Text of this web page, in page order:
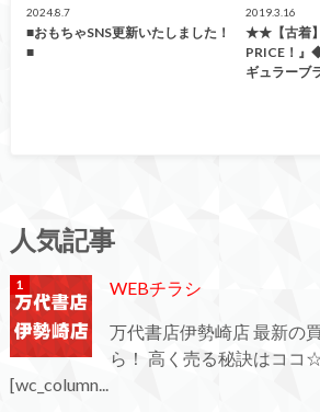
2024.8.7
■おもちゃSNS更新いたしました！
■
2019.3.16
★★【古着
PRICE！』
ギュラーブ
人気記事
WEBチラシ
万代書店伊勢崎店 最新の
ら！ 高く売る秘訣はココ
[wc_column...